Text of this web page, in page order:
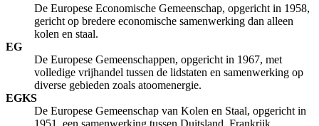
De Europese Economische Gemeenschap, opgericht in 1958,
gericht op bredere economische samenwerking dan alleen
kolen en staal.
EG
De Europese Gemeenschappen, opgericht in 1967, met
volledige vrijhandel tussen de lidstaten en samenwerking op
diverse gebieden zoals atoomenergie.
EGKS
De Europese Gemeenschap van Kolen en Staal, opgericht in